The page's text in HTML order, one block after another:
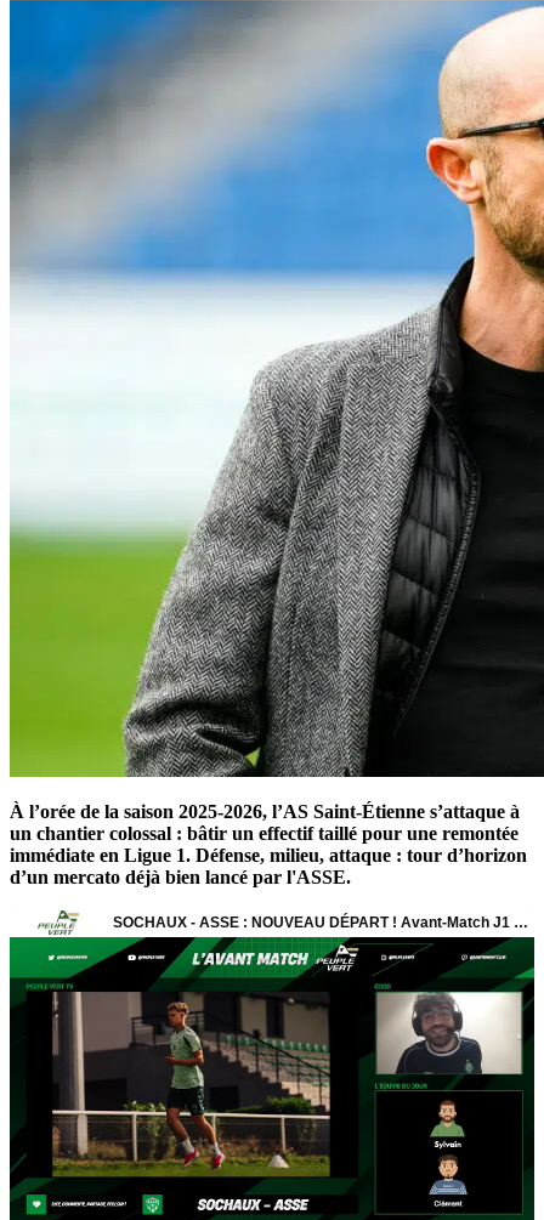
À l’orée de la saison 2025-2026, l’AS Saint-Étienne s’attaque à
un chantier colossal : bâtir un effectif taillé pour une remontée
immédiate en Ligue 1. Défense, milieu, attaque : tour d’horizon
d’un mercato déjà bien lancé par l'ASSE.